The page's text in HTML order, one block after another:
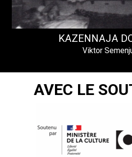
KAZENNAJA
Viktor
AVEC LE